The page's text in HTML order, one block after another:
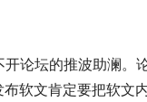
软文肯定要把软文